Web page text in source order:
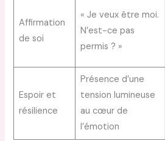
Affirmation
de soi
« Je veux être moi.
N’est-ce pas
permis ? »
Espoir et
résilience
Présence d’une
tension lumineuse
au cœur de
l’émotion